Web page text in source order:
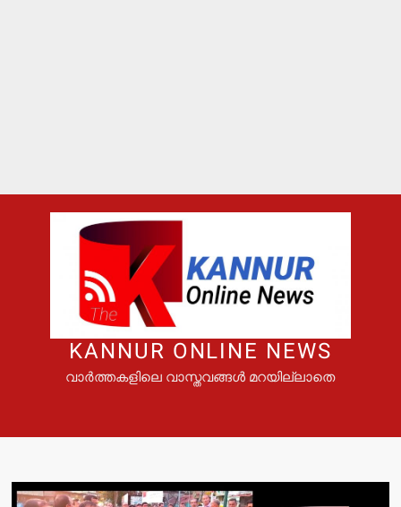
KANNUR ONLINE NEWS
വാർത്തകളിലെ വാസ്തവങ്ങൾ മറയില്ലാതെ